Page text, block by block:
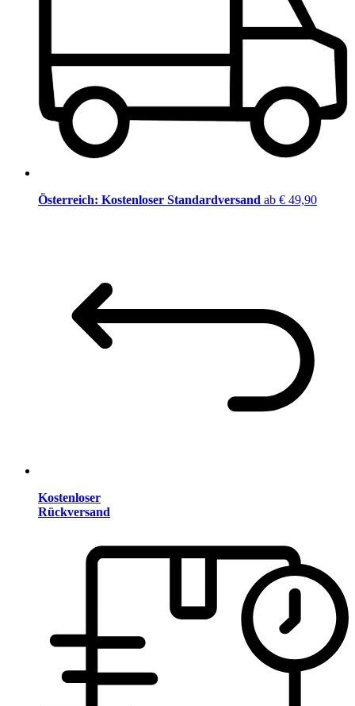
Österreich: Kostenloser Standardversand ab € 49,90
Kostenloser
Rückversand